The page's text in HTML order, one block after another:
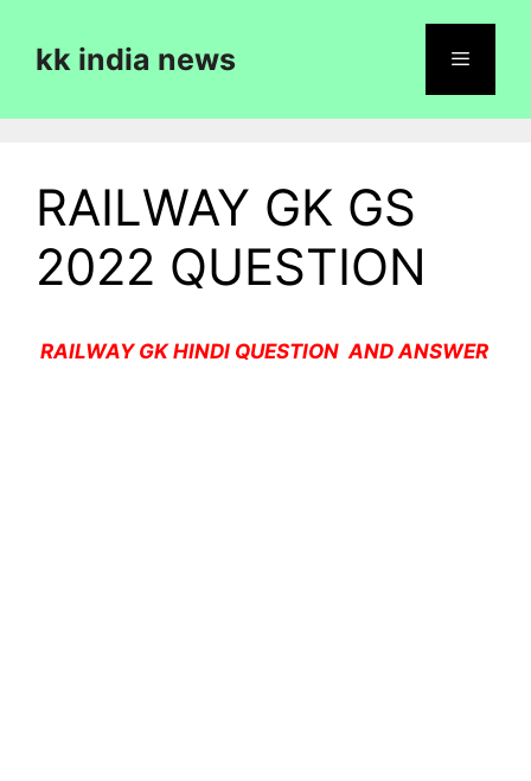
contentkk india news
RAILWAY GK GS
2022 QUESTION
RAILWAY GK HINDI QUESTION AND ANSWER